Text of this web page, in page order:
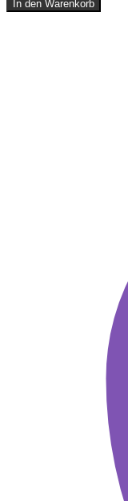
SHIRT
In den Warenkorb